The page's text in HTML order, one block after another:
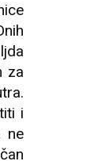
za
i
ne